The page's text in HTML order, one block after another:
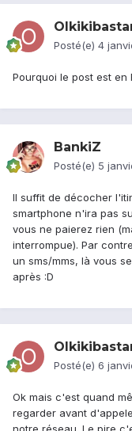
Posté(e) 4
Pourquoi le post est en
BankiZ
Posté(e) 5
Il suffit de décocher
smartphone n'ira pas
vous ne paierez rien
interrompue). Par
un sms/mms, là vous
après :D
Posté(e) 6
Ok mais c'est quand
regarder avant